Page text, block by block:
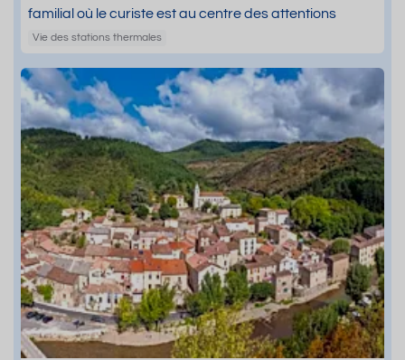
familial où le curiste est au centre des attentions
Vie des stations thermales